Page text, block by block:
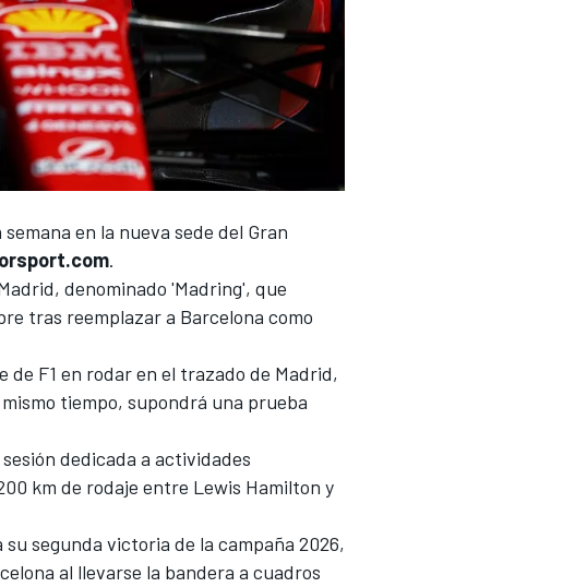
en la nueva sede del Gran
.
denominado 'Madring', que
tras reemplazar a Barcelona como
F1 en rodar en el trazado de Madrid,
tiempo, supondrá una prueba
dedicada a actividades
km de rodaje entre Lewis Hamilton y
segunda victoria de la campaña 2026,
al llevarse la bandera a cuadros